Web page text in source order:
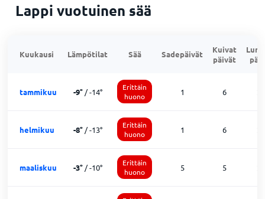
Lappi vuotuinen sää
Kuukausi Lämpötilat Sää Sadepäivät
Kuivat
päivät
tammikuu -9°/-14°
Erittäin
huono
1 6
helmikuu -8°/-13°
Erittäin
huono
1 6
maaliskuu -3°/-10°
Erittäin
huono
5 5